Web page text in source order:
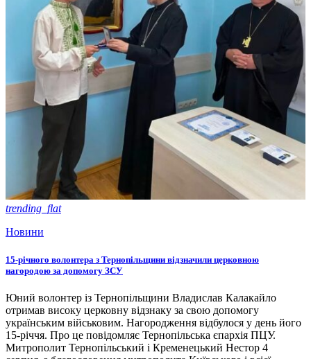
trending_flat
Новини
15-річного волонтера з Тернопільщини відзначили церковною
нагородою за допомогу ЗСУ
Юний волонтер із Тернопільщини Владислав Калакайло
отримав високу церковну відзнаку за свою допомогу
українським військовим. Нагородження відбулося у день його
15-річчя. Про це повідомляє Тернопільська єпархія ПЦУ.
Митрополит Тернопільський і Кременецький Нестор 4